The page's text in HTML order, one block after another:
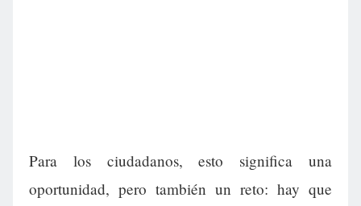
Para los ciudadanos, esto significa una
oportunidad, pero también un reto: hay que